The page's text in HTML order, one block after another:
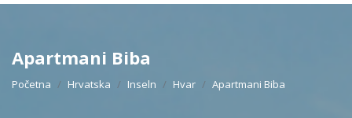
Apartmani Biba
Početna Hrvatska Inseln Hvar Apartmani Biba